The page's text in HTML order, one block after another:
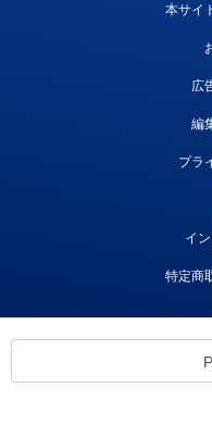
本サイ
広
編
プラ
イ
特定商